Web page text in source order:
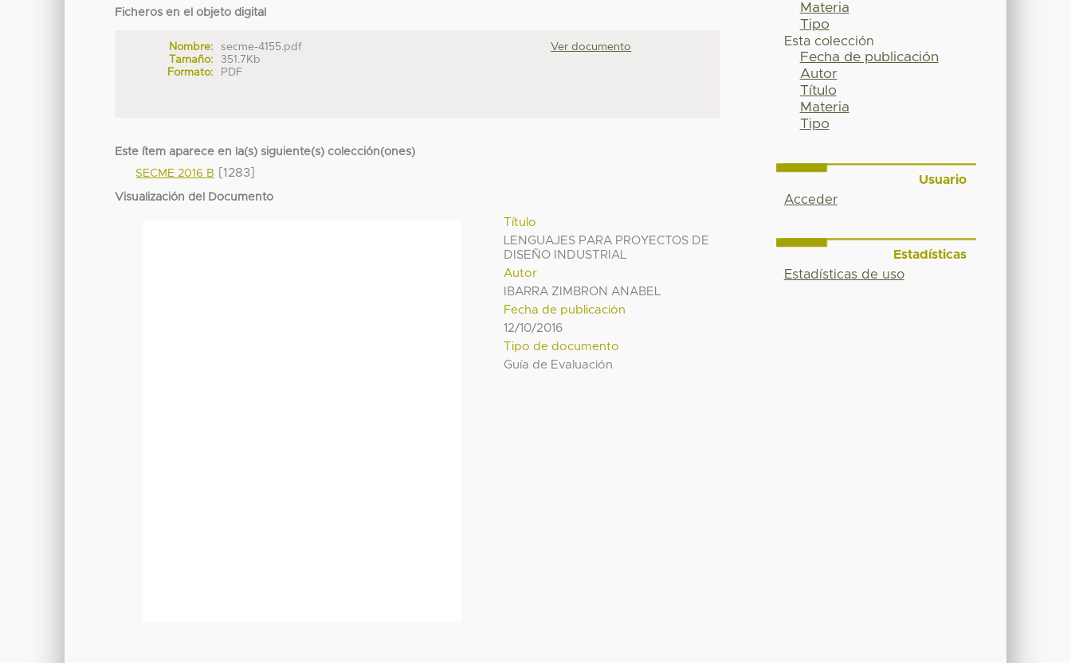
Ficheros en el objeto digital
Nombre:
secme-4155.pdf
Tamaño:
351.7Kb
Formato:
PDF
Ver documento
Este ítem aparece en la(s) siguiente(s) colección(ones)
SECME 2016 B
[1283]
Visualización del Documento
Título
LENGUAJES PARA PROYECTOS DE
DISEÑO INDUSTRIAL
Autor
IBARRA ZIMBRON ANABEL
Fecha de publicación
12/10/2016
Tipo de documento
Guía de Evaluación
Materia
Tipo
Esta colección
Fecha de publicación
Autor
Título
Materia
Tipo
Usuario
Acceder
Estadísticas
Estadísticas de uso